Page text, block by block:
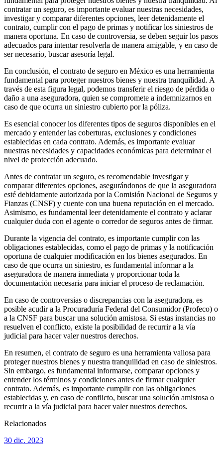
contratar un seguro, es importante evaluar nuestras necesidades,
investigar y comparar diferentes opciones, leer detenidamente el
contrato, cumplir con el pago de primas y notificar los siniestros de
manera oportuna. En caso de controversia, se deben seguir los pasos
adecuados para intentar resolverla de manera amigable, y en caso de
ser necesario, buscar asesoría legal.
En conclusión, el contrato de seguro en México es una herramienta
fundamental para proteger nuestros bienes y nuestra tranquilidad. A
través de esta figura legal, podemos transferir el riesgo de pérdida o
daño a una aseguradora, quien se compromete a indemnizarnos en
caso de que ocurra un siniestro cubierto por la póliza.
Es esencial conocer los diferentes tipos de seguros disponibles en el
mercado y entender las coberturas, exclusiones y condiciones
establecidas en cada contrato. Además, es importante evaluar
nuestras necesidades y capacidades económicas para determinar el
nivel de protección adecuado.
Antes de contratar un seguro, es recomendable investigar y
comparar diferentes opciones, asegurándonos de que la aseguradora
esté debidamente autorizada por la Comisión Nacional de Seguros y
Fianzas (CNSF) y cuente con una buena reputación en el mercado.
Asimismo, es fundamental leer detenidamente el contrato y aclarar
cualquier duda con el agente o corredor de seguros antes de firmar.
Durante la vigencia del contrato, es importante cumplir con las
obligaciones establecidas, como el pago de primas y la notificación
oportuna de cualquier modificación en los bienes asegurados. En
caso de que ocurra un siniestro, es fundamental informar a la
aseguradora de manera inmediata y proporcionar toda la
documentación necesaria para iniciar el proceso de reclamación.
En caso de controversias o discrepancias con la aseguradora, es
posible acudir a la Procuraduría Federal del Consumidor (Profeco) o
a la CNSF para buscar una solución amistosa. Si estas instancias no
resuelven el conflicto, existe la posibilidad de recurrir a la vía
judicial para hacer valer nuestros derechos.
En resumen, el contrato de seguro es una herramienta valiosa para
proteger nuestros bienes y nuestra tranquilidad en caso de siniestros.
Sin embargo, es fundamental informarse, comparar opciones y
entender los términos y condiciones antes de firmar cualquier
contrato. Además, es importante cumplir con las obligaciones
establecidas y, en caso de conflicto, buscar una solución amistosa o
recurrir a la vía judicial para hacer valer nuestros derechos.
Relacionados
30 dic. 2023